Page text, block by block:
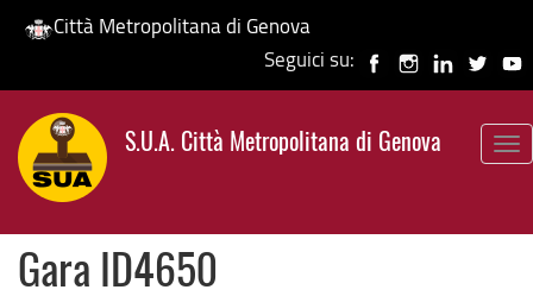
Salta
contenuto
principale
Città Metropolitana di Genova
Seguici su:
S.U.A. Città Metropolitana di Genova
Gara ID4650